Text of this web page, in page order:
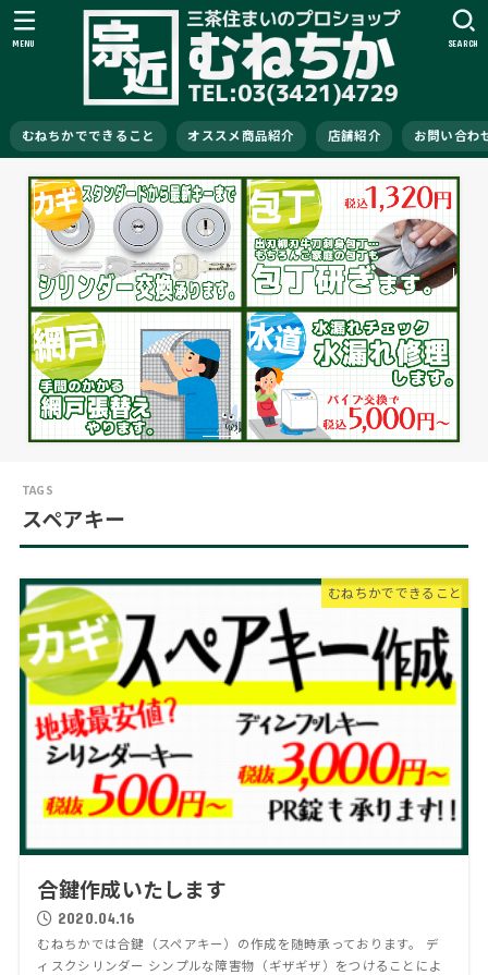
むねちかでできること オススメ商品紹介 店舗紹介 お問い合わ
SEARCH
MENU
スペアキー
むねちかでできること
合鍵作成いたします
2020.04.16
むねちかでは合鍵（スペアキー）の作成を随時承っております。 デ
ィスクシリンダー シンプルな障害物（ギザギザ）をつけることによ